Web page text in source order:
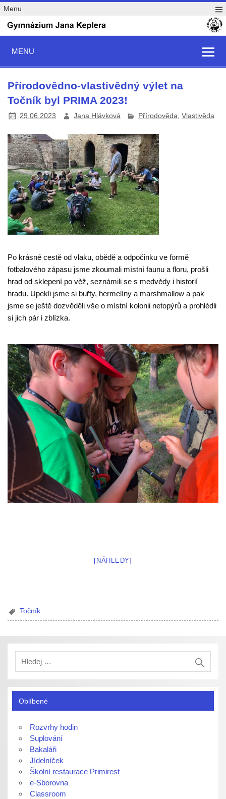
Menu
MENU
Přírodovědno-vlastivědný výlet na
Točník byl PRIMA 2023!
29.06.2023 Jana Hlávková Přírodověda Vlastivěda
Po krásné cestě od vlaku, obědě a odpočinku ve formě
fotbalového zápasu jsme zkoumali místní faunu a floru, prošli
hrad od sklepení po věž, seznámili se s medvědy i historií
hradu. Upekli jsme si buřty, hermelíny a marshmallow a pak
jsme se ještě dozvěděli vše o místní kolonii netopýrů a prohlédli
si jich pár i zblízka.
[NÁHLEDY]
Točník
Oblíbené
Rozvrhy hodin
Suplování
Bakaláři
Jídelníček
Školní restaurace Primirest
e-Sborovna
Classroom